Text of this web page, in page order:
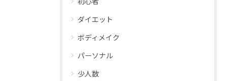
ダイエット
ボディメイク
パーソナル
少人数